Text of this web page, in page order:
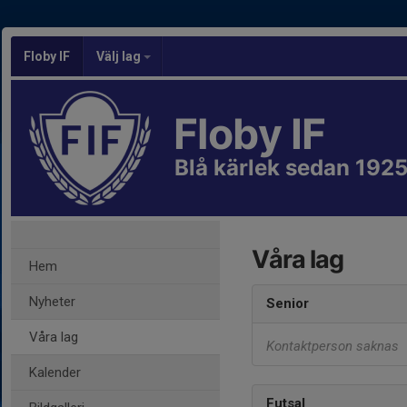
Floby IF Välj lag
Floby IF
Blå kärlek sedan 1925
Hem
Nyheter
Våra lag
Kalender
Våra lag
Senior
Kontaktperson saknas
Futsal